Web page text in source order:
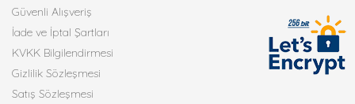
Güvenli Alışveriş
İade ve İptal Şartları
KVKK Bilgilendirmesi
Gizlilik Sözleşmesi
Satış Sözleşmesi